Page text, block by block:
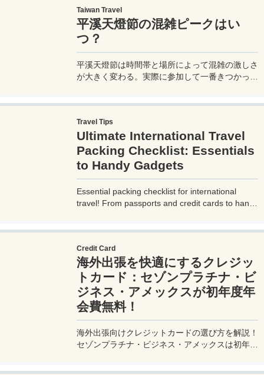
Taiwan Travel
平溪天燈節の混雑ピークはい
つ？
平溪天燈節は時間帯と場所によって混雑の激しさ
が大きく変わる。実際に参加して一番きつかった
Travel Tips
Ultimate International Travel
Packing Checklist: Essentials
to Handy Gadgets
Essential packing checklist for international
travel! From passports and credit cards to handy
seasoned travelers. Explore more at
measuretrip.com!
Credit Card
海外出張を快適にするクレジッ
トカード：セゾンプラチナ・ビ
ジネス・アメックスが初年度年
会費無料！
海外出張向けクレジットカードの選び方を解説！
セゾンプラチナ・ビジネス・アメックスは初年度